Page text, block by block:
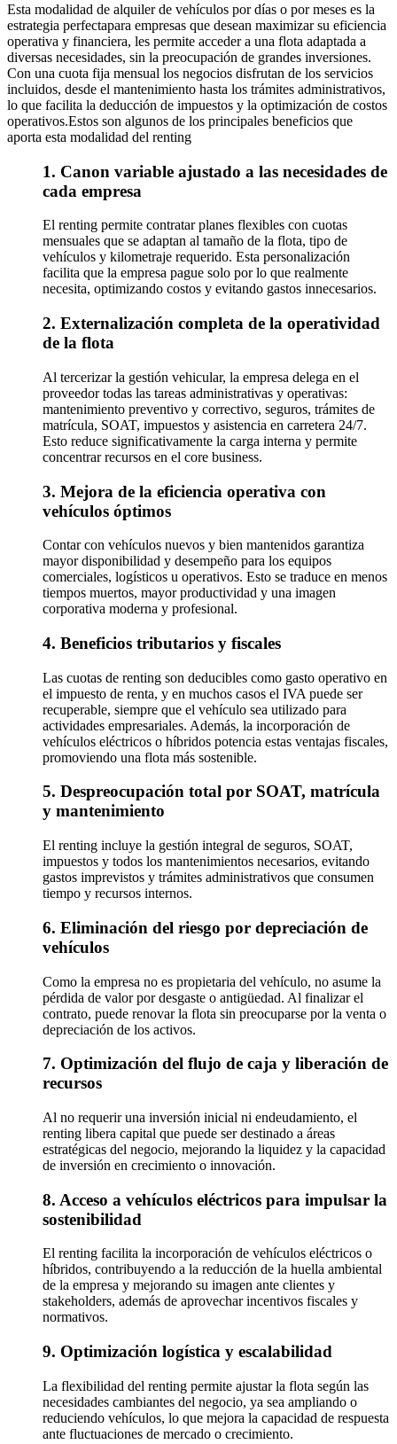
Esta modalidad de alquiler de vehículos por días o por meses es la
estrategia perfectapara empresas que desean maximizar su eficiencia
operativa y financiera, les permite acceder a una flota adaptada a
diversas necesidades, sin la preocupación de grandes inversiones.
Con una cuota fija mensual los negocios disfrutan de los servicios
incluidos, desde el mantenimiento hasta los trámites administrativos,
lo que facilita la deducción de impuestos y la optimización de costos
operativos.Estos son algunos de los principales beneficios que
aporta esta modalidad del renting
1. Canon variable ajustado a las necesidades de
cada empresa
El renting permite contratar planes flexibles con cuotas
mensuales que se adaptan al tamaño de la flota, tipo de
vehículos y kilometraje requerido. Esta personalización
facilita que la empresa pague solo por lo que realmente
necesita, optimizando costos y evitando gastos innecesarios.
2. Externalización completa de la operatividad
de la flota
Al tercerizar la gestión vehicular, la empresa delega en el
proveedor todas las tareas administrativas y operativas:
mantenimiento preventivo y correctivo, seguros, trámites de
matrícula, SOAT, impuestos y asistencia en carretera 24/7.
Esto reduce significativamente la carga interna y permite
concentrar recursos en el core business.
3. Mejora de la eficiencia operativa con
vehículos óptimos
Contar con vehículos nuevos y bien mantenidos garantiza
mayor disponibilidad y desempeño para los equipos
comerciales, logísticos u operativos. Esto se traduce en menos
tiempos muertos, mayor productividad y una imagen
corporativa moderna y profesional.
4. Beneficios tributarios y fiscales
Las cuotas de renting son deducibles como gasto operativo en
el impuesto de renta, y en muchos casos el IVA puede ser
recuperable, siempre que el vehículo sea utilizado para
actividades empresariales. Además, la incorporación de
vehículos eléctricos o híbridos potencia estas ventajas fiscales,
promoviendo una flota más sostenible.
5. Despreocupación total por SOAT, matrícula
y mantenimiento
El renting incluye la gestión integral de seguros, SOAT,
impuestos y todos los mantenimientos necesarios, evitando
gastos imprevistos y trámites administrativos que consumen
tiempo y recursos internos.
6. Eliminación del riesgo por depreciación de
vehículos
Como la empresa no es propietaria del vehículo, no asume la
pérdida de valor por desgaste o antigüedad. Al finalizar el
contrato, puede renovar la flota sin preocuparse por la venta o
depreciación de los activos.
7. Optimización del flujo de caja y liberación de
recursos
Al no requerir una inversión inicial ni endeudamiento, el
renting libera capital que puede ser destinado a áreas
estratégicas del negocio, mejorando la liquidez y la capacidad
de inversión en crecimiento o innovación.
8. Acceso a vehículos eléctricos para impulsar la
sostenibilidad
El renting facilita la incorporación de vehículos eléctricos o
híbridos, contribuyendo a la reducción de la huella ambiental
de la empresa y mejorando su imagen ante clientes y
stakeholders, además de aprovechar incentivos fiscales y
normativos.
9. Optimización logística y escalabilidad
La flexibilidad del renting permite ajustar la flota según las
necesidades cambiantes del negocio, ya sea ampliando o
reduciendo vehículos, lo que mejora la capacidad de respuesta
ante fluctuaciones de mercado o crecimiento.